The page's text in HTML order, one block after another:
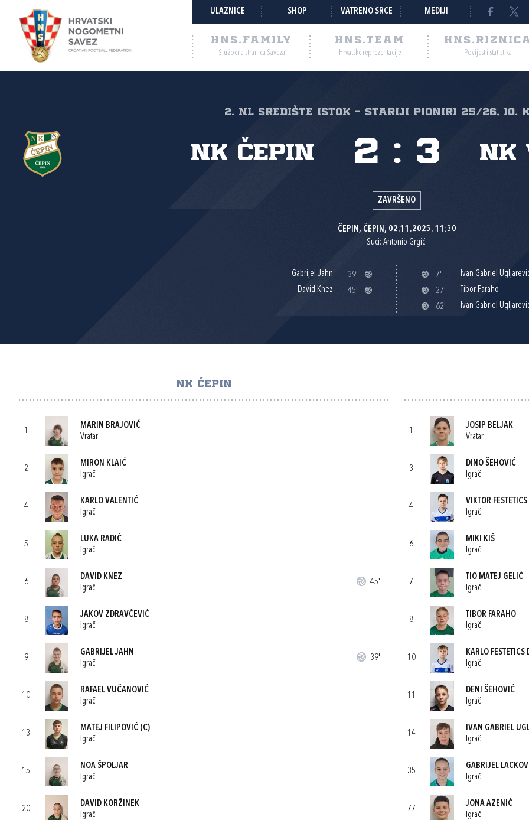
ULAZNICE SHOP VATRENO SRCE MEDIJI
HNS.FAMILY
Službena stranica Saveza
HNS.TEAM
Hrvatske reprezentacije Povijest i statistika
2. NL Središte Istok - Stariji pioniri 25/26, 10.
NK Čepin 2 : 3
ZAVRŠENO
ČEPIN, ČEPIN, 02.11.2025. 11:30
Suci: Antonio Grgić.
Gabrijel Jahn
39'
David Knez
45'
7'
Ivan Gabriel
27'
Tibor Faraho
62'
Ivan Gabriel
NK ČEPIN
1
MARIN BRAJOVIĆ
Vratar
2
MIRON KLAIĆ
Igrač
4
KARLO VALENTIĆ
Igrač
5
LUKA RADIĆ
Igrač
6
DAVID KNEZ
Igrač
45'
8
JAKOV ZDRAVČEVIĆ
Igrač
9
GABRIJEL JAHN
Igrač
39'
10
RAFAEL VUČANOVIĆ
Igrač
13
MATEJ FILIPOVIĆ (C)
Igrač
15
NOA ŠPOLJAR
Igrač
20
DAVID KORŽINEK
Igrač
1
JOSIP BELJAK
Vratar
3
DINO ŠEHOVIĆ
Igrač
4
VIKTOR
Igrač
6
MIKI KIŠ
Igrač
7
TIO MATEJ GELIĆ
Igrač
8
TIBOR FARAHO
Igrač
10
KARLO FESTETICS
Igrač
11
DENI ŠEHOVIĆ
Igrač
14
IVAN GABRIEL
Igrač
35
GABRIJEL
Igrač
77
JONA AZENIĆ
Igrač